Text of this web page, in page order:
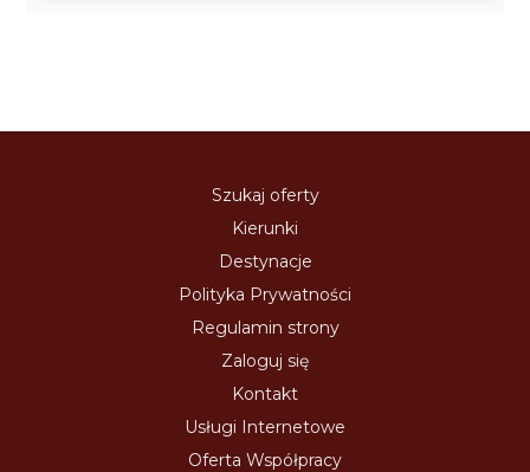
Szukaj oferty
Kierunki
Destynacje
Polityka Prywatności
Regulamin strony
Zaloguj się
Kontakt
Usługi Internetowe
Oferta Współpracy